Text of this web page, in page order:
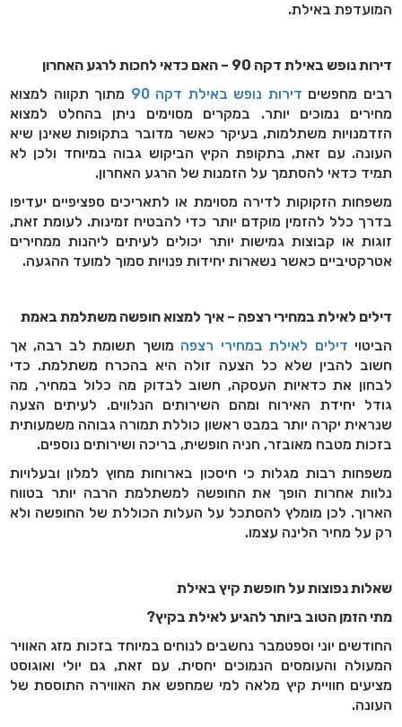
המועדפת באילת.
דירות נופש באילת דקה 90 – האם כדאי לחכות לרגע האחרון
רבים מחפשיםדירות נופש באילת דקה 90
מתוך תקווה למצוא
מחירים נמוכים יותר. במקרים מסוימים ניתן בהחלט למצוא
הזדמנויות משתלמות, בעיקר כאשר מדובר בתקופות שאינן שיא
העונה. עם זאת, בתקופת הקיץ הביקוש גבוה במיוחד ולכן לא
תמיד כדאי להסתמך על הזמנות של הרגע האחרון.
משפחות הזקוקות לדירה מסוימת או לתאריכים ספציפיים יעדיפו
בדרך כלל להזמין מוקדם יותר כדי להבטיח זמינות. לעומת זאת,
זוגות או קבוצות גמישות יותר יכולים לעיתים ליהנות ממחירים
אטרקטיביים כאשר נשארות יחידות פנויות סמוך למועד ההגעה.
דילים לאילת במחירי רצפה – איך למצוא חופשה משתלמת באמת
הביטוידילים לאילת במחירי רצפהמושך תשומת לב רבה, אך
חשוב להבין שלא כל הצעה זולה היא בהכרח משתלמת. כדי
לבחון את כדאיות העסקה, חשוב לבדוק מה כלול במחיר, מה
גודל יחידת האירוח ומהם השירותים הנלווים. לעיתים הצעה
שנראית יקרה יותר במבט ראשון כוללת תמורה גבוהה משמעותית
בזכות מטבח מאובזר, חניה חופשית, בריכה ושירותים נוספים.
משפחות רבות מגלות כי חיסכון בארוחות מחוץ למלון ובעלויות
נלוות אחרות הופך את החופשה למשתלמת הרבה יותר בטווח
הארוך. לכן מומלץ להסתכל על העלות הכוללת של החופשה ולא
רק על מחיר הלינה עצמו.
שאלות נפוצות על חופשת קיץ באילת
מתי הזמן הטוב ביותר להגיע לאילת בקיץ?
החודשים יוני וספטמבר נחשבים לנוחים במיוחד בזכות מזג האוויר
המעולה והעומסים הנמוכים יחסית. עם זאת, גם יולי ואוגוסט
מציעים חוויית קיץ מלאה למי שמחפש את האווירה התוססת של
העונה.